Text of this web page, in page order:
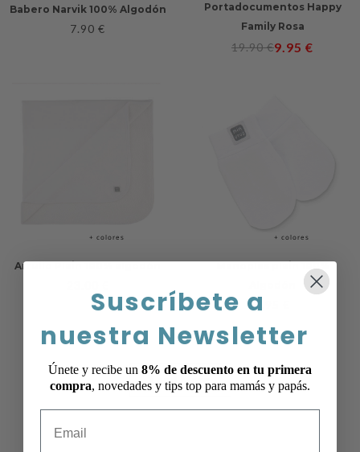
Babero Narvik 100% Algodón
7.90 €
Portadocumentos Happy
Family Rosa
19.90€9.95 €
+ colores
Arrullo Plain 100% algodón
+ colores
Manoplas plain 100%
5.95
Load More
Suscríbete a
nuestra Newsletter
Únete y recibe un 8% de descuento en tu primera
compra, novedades y tips top para mamás y papás.